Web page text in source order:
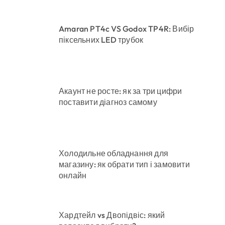
Amaran PT4c VS Godox TP4R: Вибір
піксельних LED трубок
Акаунт не росте: як за три цифри
поставити діагноз самому
Холодильне обладнання для
магазину: як обрати тип і замовити
онлайн
Хардтейл vs Двопідвіс: який